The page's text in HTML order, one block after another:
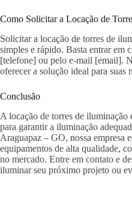
Como Solicitar a Locação de
Solicitar a locação de torres de
simples e rápido. Basta entrar em
[telefone] ou pelo e-mail [email].
oferecer a solução ideal para suas
Conclusão
A locação de torres de iluminação
para garantir a iluminação
Araguapaz – GO, nossa empresa
equipamentos de alta qualidade,
no mercado. Entre em contato e
iluminar seu próximo projeto ou